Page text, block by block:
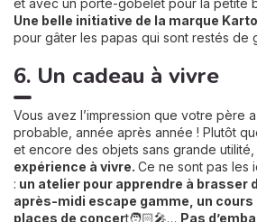
et avec un porte-gobelet pour la petite
Une belle initiative de la marque
pour gâter les papas qui sont restés de
6. Un cadeau à vivre
Vous avez l’impression que votre père
probable, année après année ! Plutôt
et encore des objets sans grande utilité,
expérience à vivre. Ce ne sont pas les
: un atelier pour apprendre à brasser
après-midi escape gamme, un cours
places de concert🧑🏻‍🎤… Pas